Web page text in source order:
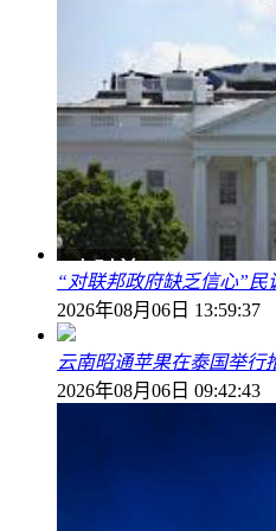
“对联邦政府缺乏信心”
2026年08月06日 13:59:37
云南昭通苹果在泰国举行
2026年08月06日 09:42:43